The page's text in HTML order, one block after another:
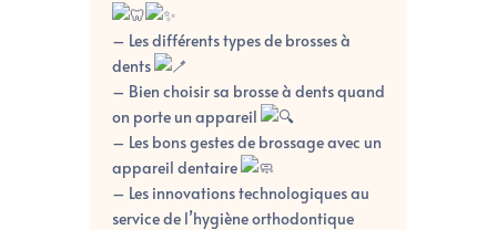
– Les différents types de brosses à
dents
– Bien choisir sa brosse à dents quand
on porte un appareil
– Les bons gestes de brossage avec un
appareil dentaire
– Les innovations technologiques au
service de l’hygiène orthodontique